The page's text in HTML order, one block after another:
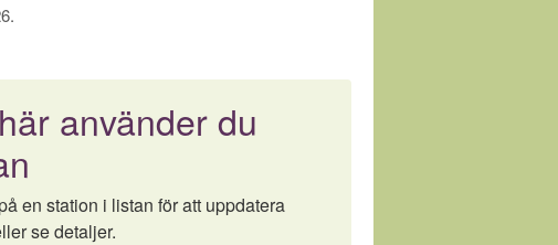
använder du
en station i listan för att uppdatera
se detaljer.